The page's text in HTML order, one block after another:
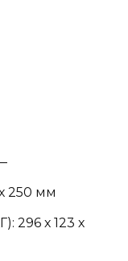
250 мм
296 х 123 х